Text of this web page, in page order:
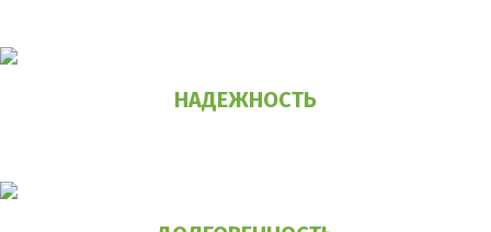
НАДЕЖНОСТЬ